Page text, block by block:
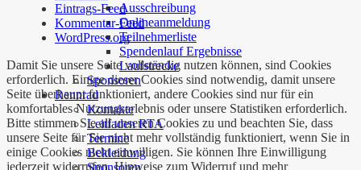
Ausschreibung
Onlineanmeldung
Teilnehmerliste
Spendenlauf Ergebnisse
Laufstrecke
Sponsoren
Rennrad
Kontakte
Leitfaden RTA
Termine
Bekleidung
Sponsoren
Eintrags-Feed
Kommentar-Feed
WordPress.org
Damit Sie unsere Seite vollständig nutzen können, sind Cookies
erforderlich. Einige dieser Cookies sind notwendig, damit unsere
Seite überhaupt funktioniert, andere Cookies sind nur für ein
komfortables Nutzungserlebnis oder unsere Statistiken erforderlich.
Bitte stimmen Sie all unseren Cookies zu und beachten Sie, dass
unsere Seite für Sie nicht mehr vollständig funktioniert, wenn Sie in
einige Cookies nicht einwilligen. Sie können Ihre Einwilligung
jederzeit widerrufen. Hinweise zum Widerruf und mehr